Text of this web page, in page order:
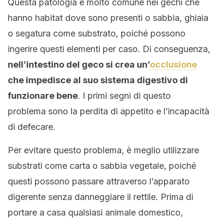
Questa patologia è molto comune nei gechi che
hanno habitat dove sono presenti o sabbia, ghiaia
o segatura come substrato, poiché possono
ingerire questi elementi per caso. Di conseguenza,
nell’intestino del geco si crea un’occlusione
che impedisce al suo sistema digestivo di
funzionare bene. I primi segni di questo
problema sono la perdita di appetito e l’incapacità
di defecare.
Per evitare questo problema, è meglio utilizzare
substrati come carta o sabbia vegetale, poiché
questi possono passare attraverso l’apparato
digerente senza danneggiare il rettile. Prima di
portare a casa qualsiasi animale domestico,